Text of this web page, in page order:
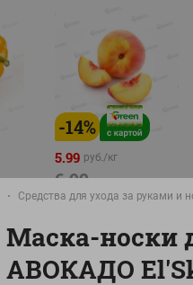
-14%
5.99 руб./кг
6.99
Средства для ухода за руками и
Маска-носки
АВОКАДО